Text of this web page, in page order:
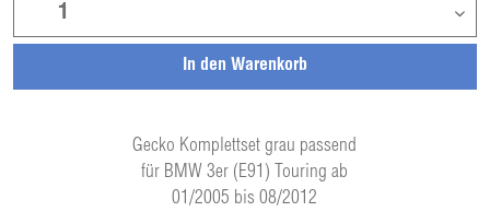
Gecko Komplettset grau passend
für BMW 3er (E91) Touring ab
01/2005 bis 08/2012
In den Warenkorb